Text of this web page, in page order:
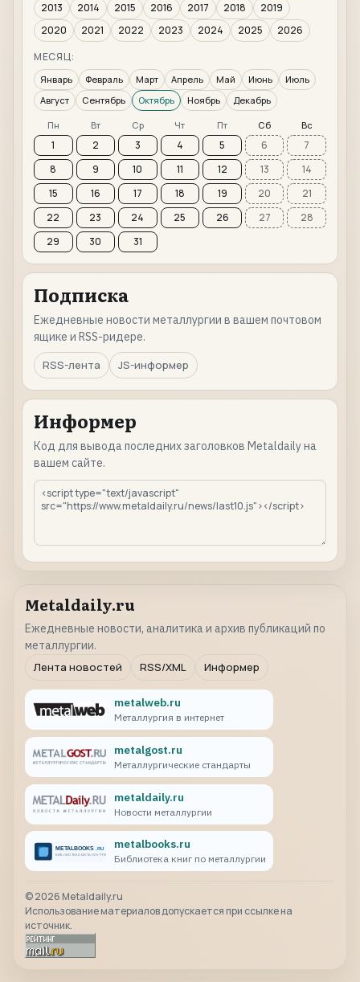
2013
2014 2015 2016 2017 2018
2019
2020
2021 2022 2023 2024 2025
2026
МЕСЯЦ:
Январь Февраль Март Апрель Май Июнь
Июль
Август
Сентябрь Октябрь Ноябрь Декабрь
Пн Вт Ср Чт Пт Сб Вс
1 2 3 4 5 6
7
8
9 10 11 12 13
14
15
16 17 18 19 20
21
22
23 24 25 26 27
28
29
30 31
Подписка
Ежедневные новости металлургии в вашем почтовом
ящике и RSS-ридере.
RSS-лента
JS-информер
Информер
Код для вывода последних заголовков Metaldaily на
вашем сайте.
Metaldaily.ru
Ежедневные новости, аналитика и архив публикаций по
металлургии.
Лента новостей
RSS/XML Информер
metalweb.ru
Металлургия в интернет
metalgost.ru
Металлургические стандарты
metaldaily.ru
Новости металлургии
metalbooks.ru
Библиотека книг по металлургии
©2026 Metaldaily.ru
Использование материалов допускается при ссылке на
источник.